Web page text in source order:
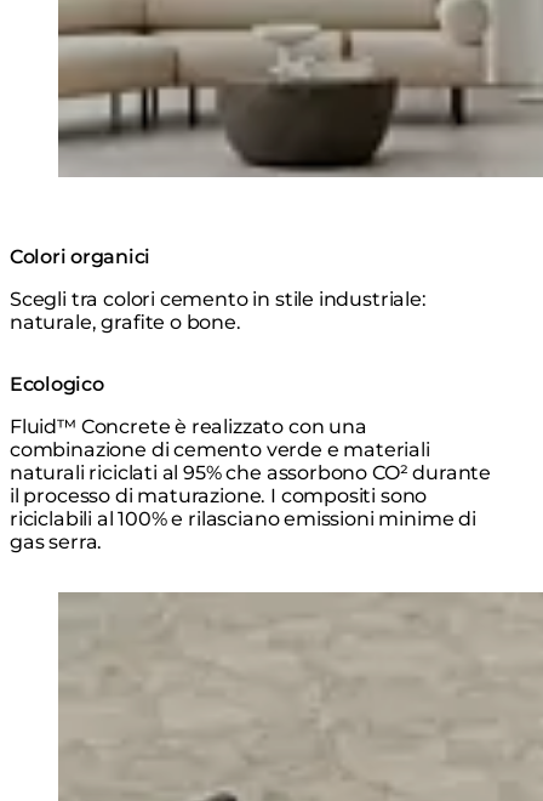
Colori organici
Scegli tra colori cemento in stile industriale:
naturale, grafite o bone.
Ecologico
Fluid™ Concrete è realizzato con una
combinazione di cemento verde e materiali
naturali riciclati al 95% che assorbono CO² durante
il processo di maturazione. I compositi sono
riciclabili al 100% e rilasciano emissioni minime di
gas serra.